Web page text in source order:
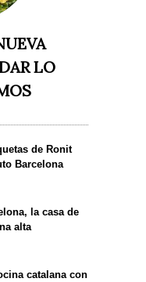
LO
de Ronit
Barcelona
la casa de
alta
catalana con